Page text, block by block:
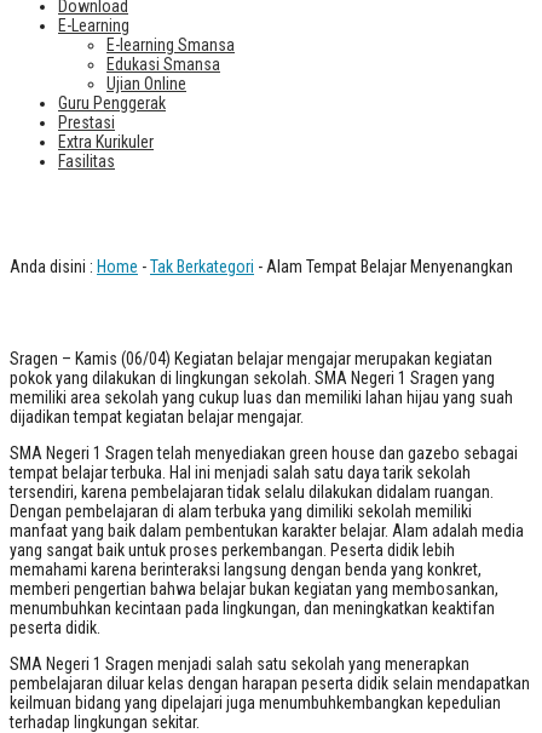
Download
E-Learning
E-learning Smansa
Edukasi Smansa
Ujian Online
Guru Penggerak
Prestasi
Extra Kurikuler
Fasilitas
Anda disini : Home -Tak Berkategori - Alam Tempat Belajar Menyenangkan
Sragen – Kamis (06/04) Kegiatan belajar mengajar merupakan kegiatan
pokok yang dilakukan di lingkungan sekolah. SMA Negeri 1 Sragen yang
memiliki area sekolah yang cukup luas dan memiliki lahan hijau yang suah
dijadikan tempat kegiatan belajar mengajar.
SMA Negeri 1 Sragen telah menyediakan green house dan gazebo sebagai
tempat belajar terbuka. Hal ini menjadi salah satu daya tarik sekolah
tersendiri, karena pembelajaran tidak selalu dilakukan didalam ruangan.
Dengan pembelajaran di alam terbuka yang dimiliki sekolah memiliki
manfaat yang baik dalam pembentukan karakter belajar. Alam adalah media
yang sangat baik untuk proses perkembangan. Peserta didik lebih
memahami karena berinteraksi langsung dengan benda yang konkret,
memberi pengertian bahwa belajar bukan kegiatan yang membosankan,
menumbuhkan kecintaan pada lingkungan, dan meningkatkan keaktifan
peserta didik.
SMA Negeri 1 Sragen menjadi salah satu sekolah yang menerapkan
pembelajaran diluar kelas dengan harapan peserta didik selain mendapatkan
keilmuan bidang yang dipelajari juga menumbuhkembangkan kepedulian
terhadap lingkungan sekitar.